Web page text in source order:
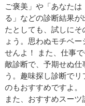
ご褒美」や「あなた
る」などの診断結果
たとしても、試しに
ょう。思わぬモチベ
せんよ！ また、仕事
敵診断で、予期せぬ仕
う。趣味探し診断で
のもおすすめですよ。
また、おすすめスー